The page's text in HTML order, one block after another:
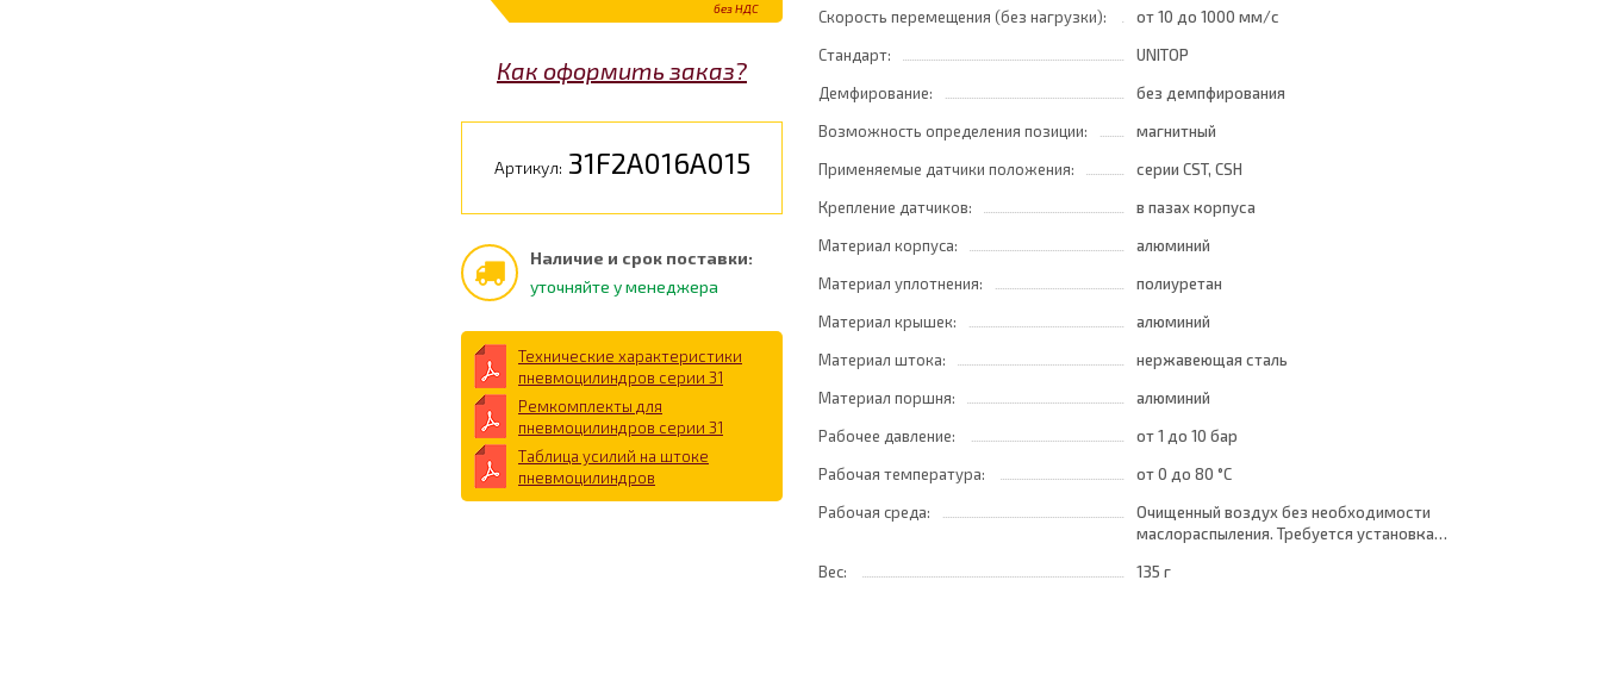
без НДС
Как оформить заказ?
Артикул: 31F2A016A015
Наличие и срок поставки:
уточняйте у менеджера
Технические характеристики
пневмоцилиндров серии 31
Ремкомплекты для
пневмоцилиндров серии 31
Таблица усилий на штоке
пневмоцилиндров
Скорость перемещения (без нагрузки):
от 10 до 1000 мм/с
Стандарт:
UNITOP
Демфирование:
без демпфирования
Возможность определения позиции:
магнитный
Применяемые датчики положения:
серии CST, CSH
Крепление датчиков:
в пазах корпуса
Материал корпуса:
алюминий
Материал уплотнения:
полиуретан
Материал крышек:
алюминий
Материал штока:
нержавеющая сталь
Материал поршня:
алюминий
Рабочее давление:
от 1 до 10 бар
Рабочая температура:
от 0 до 80 °C
Рабочая среда:
Очищенный воздух без необходимости
маслораспыления. Требуется установка
обеспечивающего класс очистки воздуха по
Вес: 135 г